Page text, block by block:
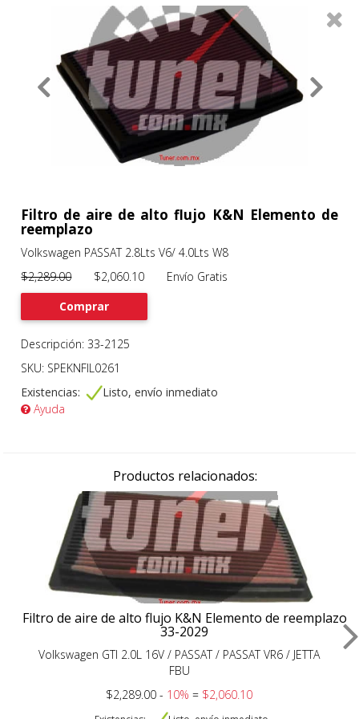
About
Services
Productos Filtros 0
Previous
Filtro de aire de alto flujo K&N Elemento de
reemplazo
Volkswagen PASSAT 2.8Lts V6/ 4.0Lts W8
$2,289.00$2,060.10 Envío Gratis
Comprar
Descripción: 33-2125
SKU: SPEKNFIL0261
Existencias:
Listo, envío inmediato
Ayuda
Productos relacionados:
Filtro de aire de alto flujo K&N Elemento de reemplazo
33-2029
Volkswagen GTI 2.0L 16V / PASSAT / PASSAT VR6 / JETTA
FBU
$2,289.00 - 10%= $2,060.10